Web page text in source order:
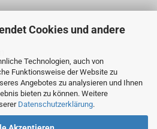
Cookies und andere
Technologien, auch von
Funktionsweise der Website zu
Angebotes zu analysieren und Ihnen
bieten zu können. Weitere
Datenschutzerklärung.